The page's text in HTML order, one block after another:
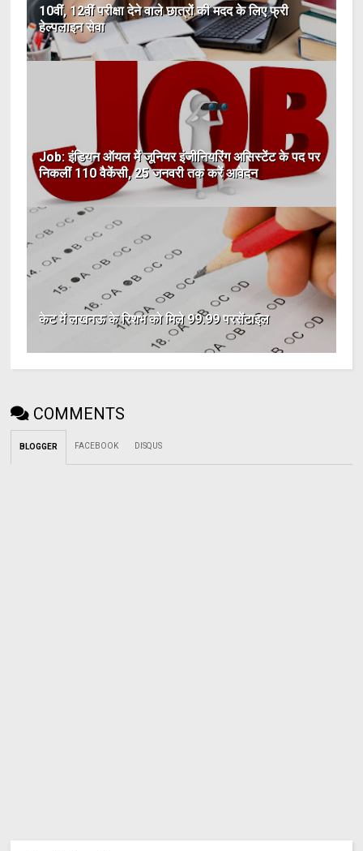
10वीं, 12वीं परीक्षा देने वाले छात्रों की मदद के लिए फ्री
हेल्पलाइन सेवा
Job: इंडियन ऑयल में जूनियर इंजीनियरिंग असिस्‍टेंट के पद पर
निकलीं 110 वैकेंसी, 25 जनवरी तक करें आवेदन
केट में लखनऊ के रिशभ को मिले 99.99 परसेंटाइल
COMMENTS
BLOGGER FACEBOOK DISQUS